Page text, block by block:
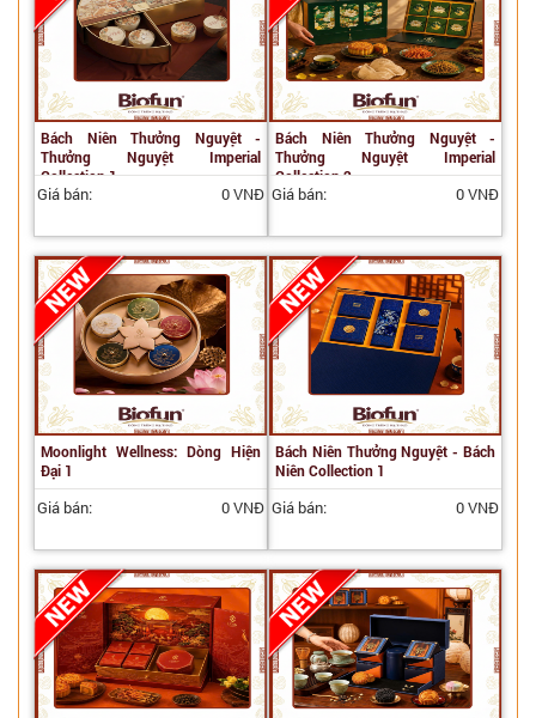
Bách Niên Thưởng Nguyệt -
Thưởng Nguyệt Imperial
Collection 1
Giá bán: 0 VNĐ
Bách Niên Thưởng Nguyệt -
Thưởng Nguyệt Imperial
Collection 2
Giá bán: 0 VNĐ
Moonlight Wellness: Dòng Hiện
Đại 1
Giá bán: 0 VNĐ
Bách Niên Thưởng Nguyệt - Bách
Niên Collection 1
Giá bán: 0 VNĐ